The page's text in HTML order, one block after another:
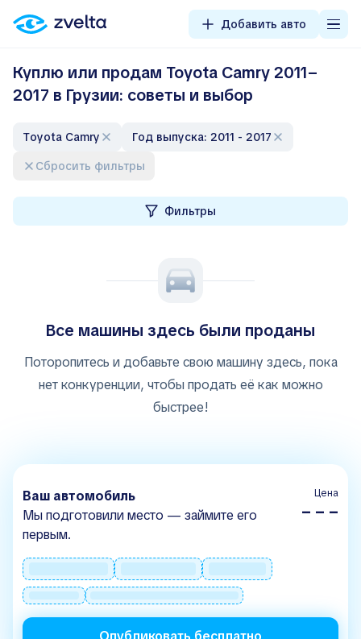
Добавить авто
Куплю или продам Toyota Camry 2011–
2017 в Грузии: советы и выбор
Toyota Camry
Год выпуска: 2011 - 2017
Сбросить фильтры
Фильтры
Все машины здесь были проданы
Поторопитесь и добавьте свою машину здесь, пока
нет конкуренции, чтобы продать её как можно
быстрее!
Ваш автомобиль
Мы подготовили место — займите его
первым.
Цена
– – –